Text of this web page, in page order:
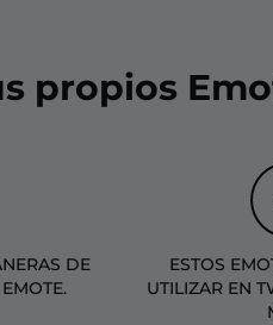
propios
DE
ESTOS
UTILIZAR EN